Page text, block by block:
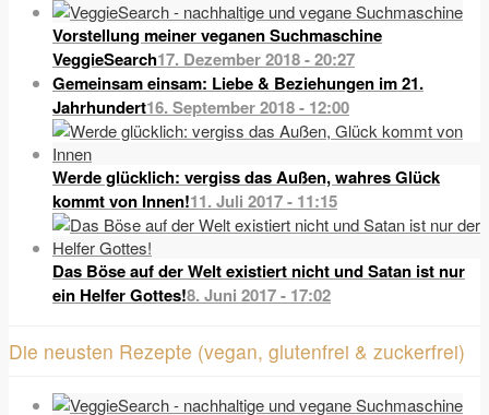
Vorstellung meiner veganen Suchmaschine
VeggieSearch17. Dezember 2018 - 20:27
Gemeinsam einsam: Liebe & Beziehungen im 21.
Jahrhundert16. September 2018 - 12:00
Werde glücklich: vergiss das Außen, wahres Glück
kommt von Innen!11. Juli 2017 - 11:15
Das Böse auf der Welt existiert nicht und Satan ist nur
ein Helfer Gottes!8. Juni 2017 - 17:02
Die neusten Rezepte (vegan, glutenfrei & zuckerfrei)